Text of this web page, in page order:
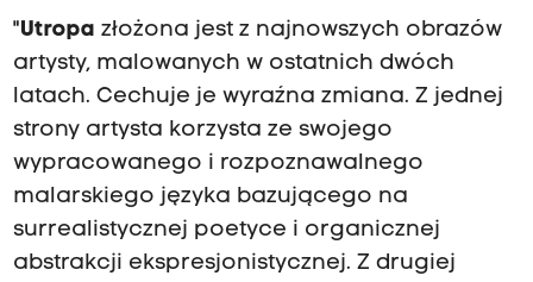
"Utropa złożona jest z najnowszych obrazów
artysty, malowanych w ostatnich dwóch
latach. Cechuje je wyraźna zmiana. Z jednej
strony artysta korzysta ze swojego
wypracowanego i rozpoznawalnego
malarskiego języka bazującego na
surrealistycznej poetyce i organicznej
abstrakcji ekspresjonistycznej. Z drugiej